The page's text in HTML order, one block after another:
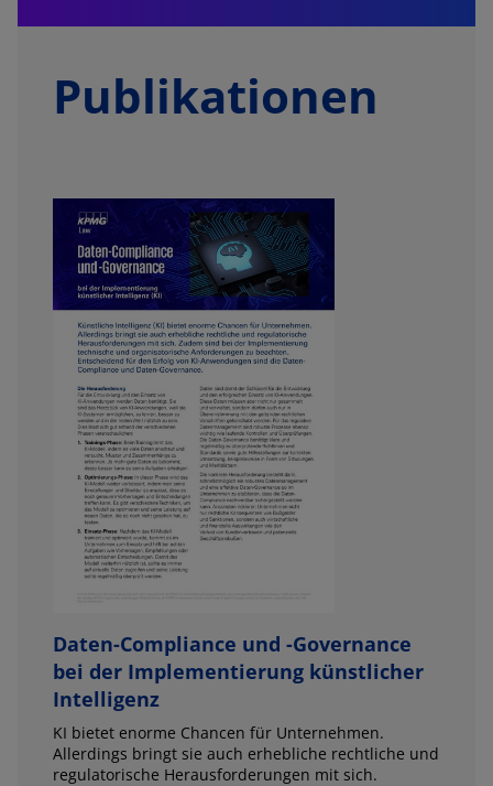
Publikationen
Daten-Compliance und -Governance
bei der Implementierung künstlicher
Intelligenz
KI bietet enorme Chancen für Unternehmen.
Allerdings bringt sie auch erhebliche rechtliche und
regulatorische Herausforderungen mit sich.